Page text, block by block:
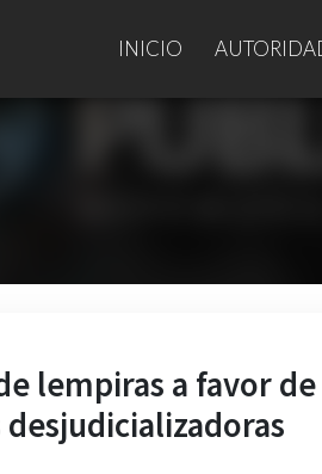
INICIO
lempiras a favor